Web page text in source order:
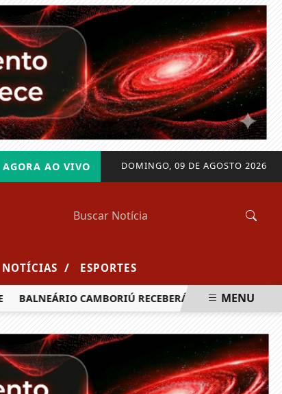
DOMINGO, 09 DE AGOSTO 2026
AGORA AO VIVO
NOTÍCIAS / ESPORTES
BALNEÁRIO CAMBORIÚ RECEBERÁ MAIS DE 120MENU